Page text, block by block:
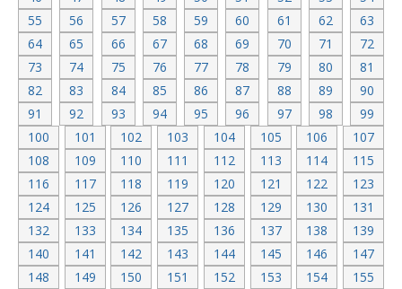
55
56 57 58 59 60 61 62
63
64
65 66 67 68 69 70 71
72
73
74 75 76 77 78 79 80
81
82
83 84 85 86 87 88 89
90
91
92 93 94 95 96 97 98
99
100
101 102 103 104 105 106
107
108
109 110 111 112 113 114
115
116
117 118 119 120 121 122
123
124
125 126 127 128 129 130
131
132
133 134 135 136 137 138
139
140
141 142 143 144 145 146
147
148
149 150 151 152 153 154
155